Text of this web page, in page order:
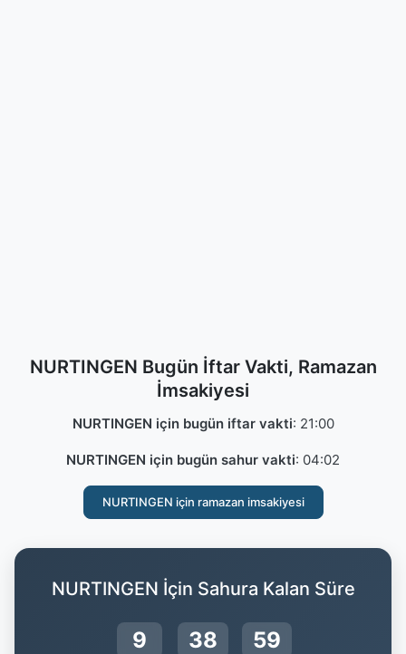
NURTINGEN Bugün İftar Vakti, Ramazan
İmsakiyesi
NURTINGEN için bugün iftar vakti: 21:00
NURTINGEN için bugün sahur vakti: 04:02
NURTINGEN için ramazan imsakiyesi
NURTINGEN İçin Sahura Kalan Süre
9 38 58